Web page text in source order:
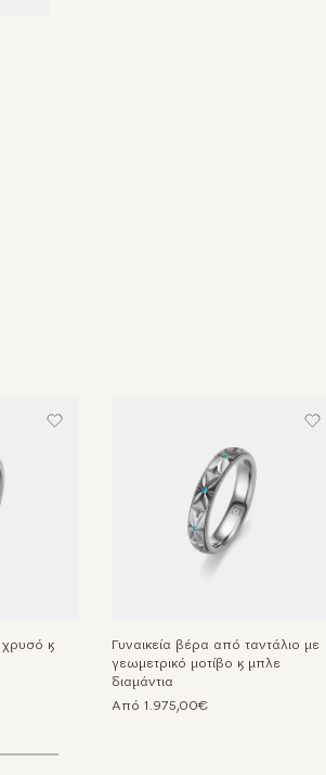
χρυσό &
Γυναικεία βέρα από ταντάλιο με
γεωμετρικό μοτίβο & μπλε
διαμάντια
Από 1.975,00€